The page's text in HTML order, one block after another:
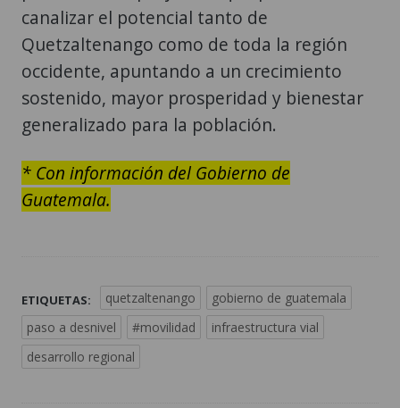
canalizar el potencial tanto de
Quetzaltenango como de toda la región
occidente, apuntando a un crecimiento
sostenido, mayor prosperidad y bienestar
generalizado para la población.
* Con información del Gobierno de
Guatemala.
ETIQUETAS: quetzaltenango
gobierno de guatemala
paso a desnivel
#movilidad
infraestructura vial
desarrollo regional